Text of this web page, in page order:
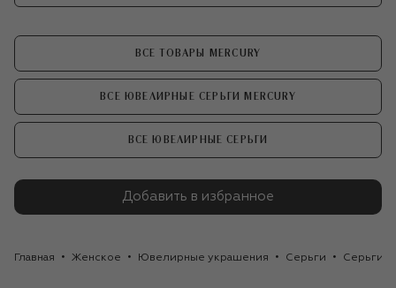
ВСЕ ТОВАРЫ MERCURY
ВСЕ ЮВЕЛИРНЫЕ СЕРЬГИ MERCURY
ВСЕ ЮВЕЛИРНЫЕ СЕРЬГИ
Добавить в избранное
Главная Женское Ювелирные украшения Серьги Серьги